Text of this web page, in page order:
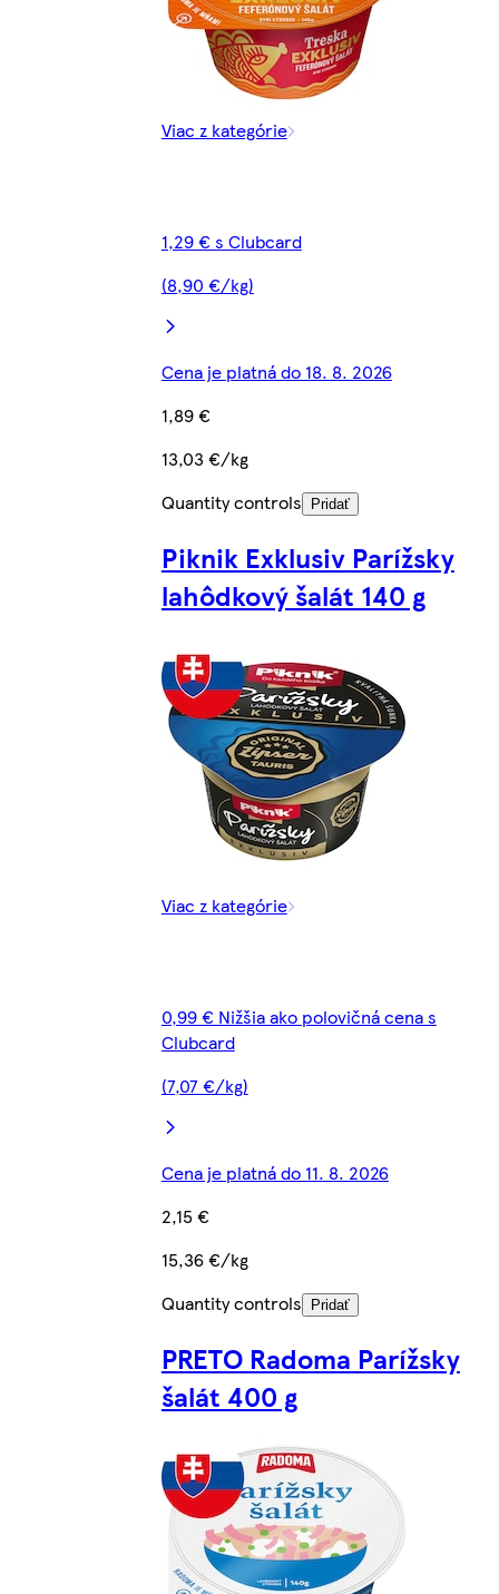
Viac z kategórie
1,29 € s Clubcard
(8,90 €/kg)
Cena je platná do 18. 8. 2026
1,89 €
13,03 €/kg
Quantity controls
Pridať
Piknik Exklusiv Parížsky
lahôdkový šalát 140 g
Viac z kategórie
0,99 € Nižšia ako polovičná cena s
Clubcard
(7,07 €/kg)
Cena je platná do 11. 8. 2026
2,15 €
15,36 €/kg
Quantity controls
Pridať
PRETO Radoma Parížsky
šalát 400 g